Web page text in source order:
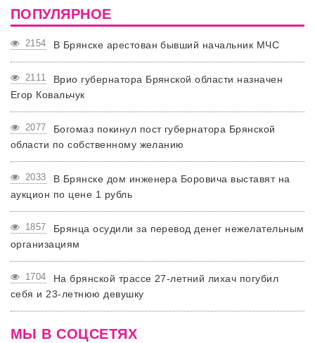
ПОПУЛЯРНОЕ
2154 В Брянске арестован бывший начальник МЧС
2111
Врио губернатора Брянской области назначен
Егор Ковальчук
2077
Богомаз покинул пост губернатора Брянской
области по собственному желанию
2033
В Брянске дом инженера Боровича выставят на
аукцион по цене 1 рубль
1857
Брянца осудили за перевод денег нежелательным
организациям
1704
На брянской трассе 27-летний лихач погубил
себя и 23-летнюю девушку
МЫ В СОЦСЕТЯХ